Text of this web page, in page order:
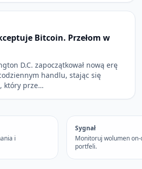
Bitcoin. Przełom w
D.C. zapoczątkował nową erę
handlu, stając się
który prze…
i
Sygnał
Monitoruj wolumen
portfeli.